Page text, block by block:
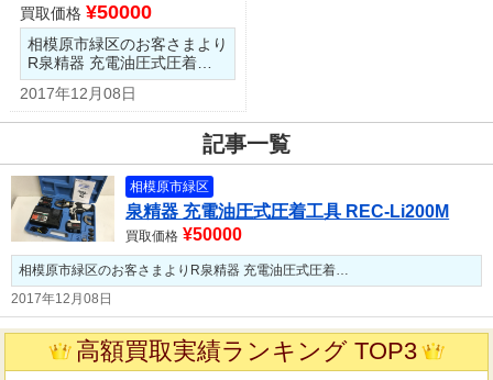
買取価格 ¥50000
相模原市緑区のお客さまより
R泉精器 充電油圧式圧着…
2017年12月08日
記事一覧
相模原市緑区
泉精器 充電油圧式圧着工具 REC-Li200M
買取価格 ¥50000
相模原市緑区のお客さまよりR泉精器 充電油圧式圧着…
2017年12月08日
高額買取実績ランキング TOP3